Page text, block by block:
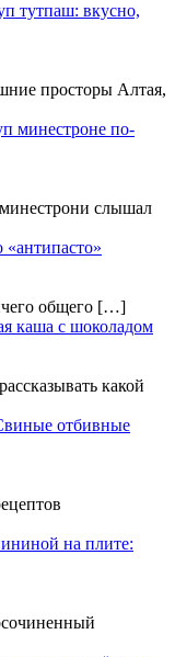
тутпаш: вкусно,
просторы Алтая,
минестроне по-
слышал
«антипасто»
общего […]
каша с шоколадом
какой
отбивные
на плите: